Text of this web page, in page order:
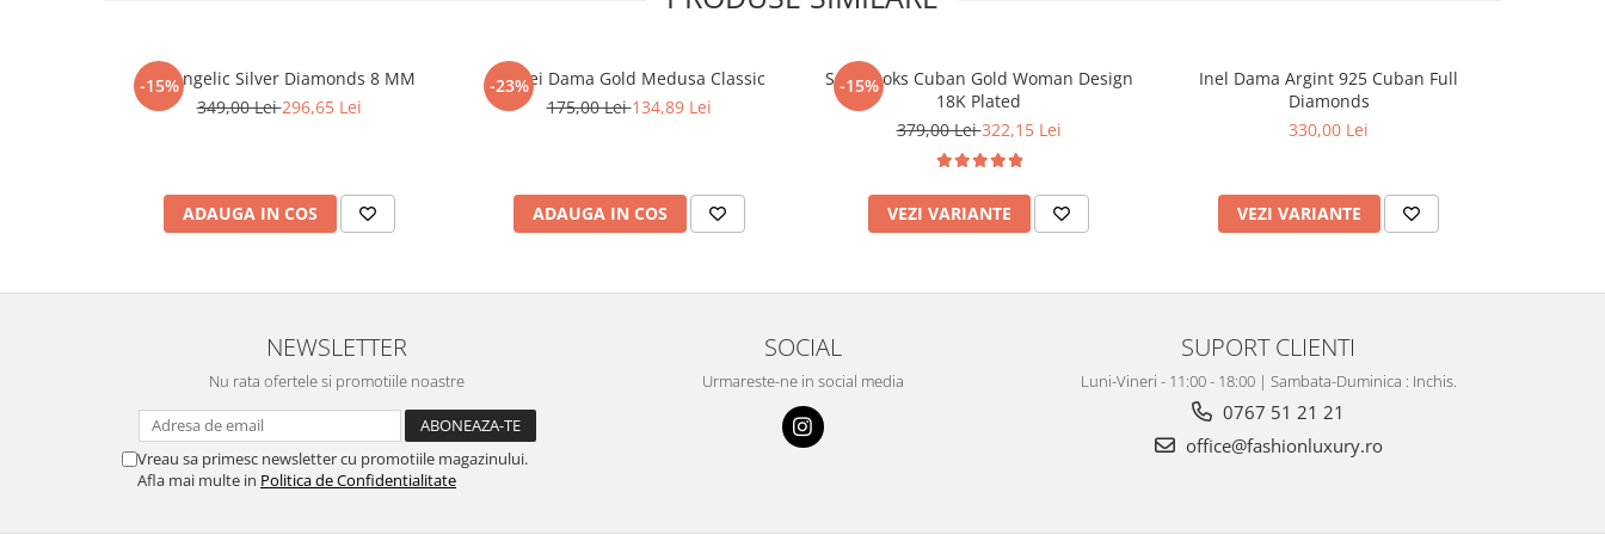
-15%
Set Angelic Silver Diamonds 8 MM
349,00 Lei296,65 Lei
ADAUGA IN COS
-23%
Cercei Dama Gold Medusa Classic
175,00 Lei134,89 Lei
ADAUGA IN COS
-15%
Set Brooks Cuban Gold Woman Design
18K Plated
379,00 Lei322,15 Lei
VEZI VARIANTE
Inel Dama Argint 925 Cuban Full
Diamonds
330,00 Lei
VEZI VARIANTE
NEWSLETTER
Nu rata ofertele si promotiile noastre
Vreau sa primesc newsletter cu promotiile magazinului.
Afla mai multe in Politica de Confidentialitate
SOCIAL
Urmareste-ne in social media
SUPORT CLIENTI
Luni-Vineri - 11:00 - 18:00 | Sambata-Duminica : Inchis.
0767 51 21 21
office@fashionluxury.ro